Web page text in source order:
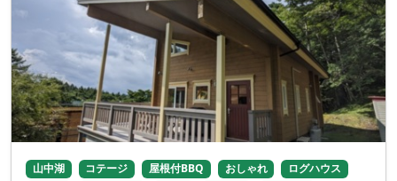
山中湖 コテージ 屋根付BBQ おしゃれ
ログハウス